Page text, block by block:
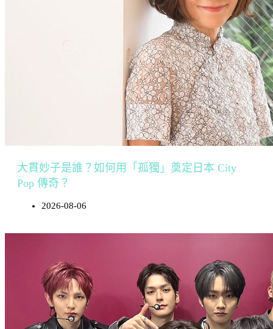
大貫妙子是誰？如何用「孤獨」奠定日本 City
Pop 傳奇？
2026-08-06